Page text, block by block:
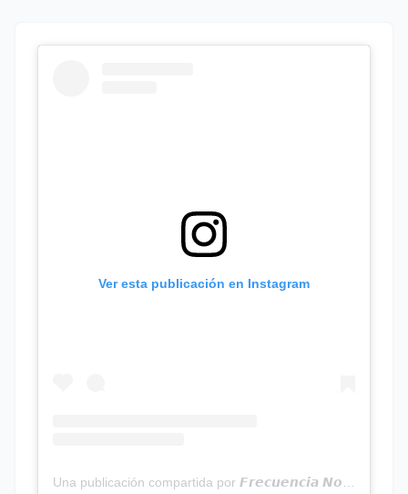
Ver esta publicación en Instagram